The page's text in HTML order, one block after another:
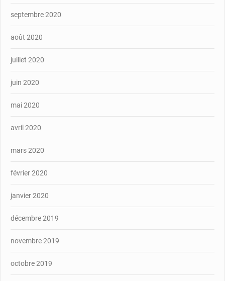
septembre 2020
août 2020
juillet 2020
juin 2020
mai 2020
avril 2020
mars 2020
février 2020
janvier 2020
décembre 2019
novembre 2019
octobre 2019